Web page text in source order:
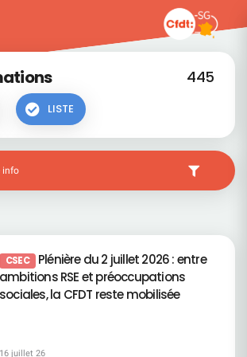
445
LISTE
CSEC Plénière du 2 juillet 2026 : entre
ambitions RSE et préoccupations
sociales, la CFDT reste mobilisée
16 juillet 26